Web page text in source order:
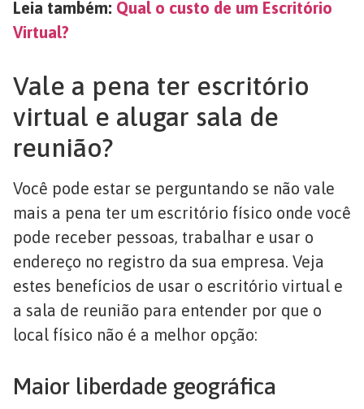
Leia também: Qual o custo de um Escritório
Virtual?
Vale a pena ter escritório
virtual e alugar sala de
reunião?
Você pode estar se perguntando se não vale
mais a pena ter um escritório físico onde você
pode receber pessoas, trabalhar e usar o
endereço no registro da sua empresa. Veja
estes benefícios de usar o escritório virtual e
a sala de reunião para entender por que o
local físico não é a melhor opção:
Maior liberdade geográfica